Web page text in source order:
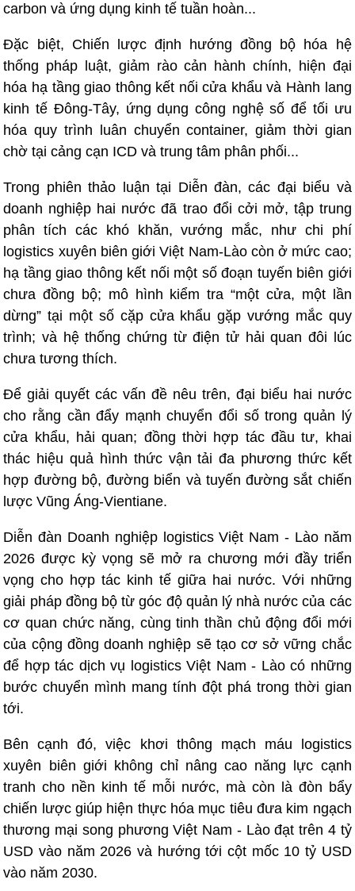
carbon và ứng dụng kinh tế tuần hoàn...
Đặc biệt, Chiến lược định hướng đồng bộ hóa hệ
thống pháp luật, giảm rào cản hành chính, hiện đại
hóa hạ tầng giao thông kết nối cửa khẩu và Hành lang
kinh tế Đông-Tây, ứng dụng công nghệ số để tối ưu
hóa quy trình luân chuyển container, giảm thời gian
chờ tại cảng cạn ICD và trung tâm phân phối...
Trong phiên thảo luận tại Diễn đàn, các đại biểu và
doanh nghiệp hai nước đã trao đổi cởi mở, tập trung
phân tích các khó khăn, vướng mắc, như chi phí
logistics xuyên biên giới Việt Nam-Lào còn ở mức cao;
hạ tầng giao thông kết nối một số đoạn tuyến biên giới
chưa đồng bộ; mô hình kiểm tra “một cửa, một lần
dừng” tại một số cặp cửa khẩu gặp vướng mắc quy
trình; và hệ thống chứng từ điện tử hải quan đôi lúc
chưa tương thích.
Để giải quyết các vấn đề nêu trên, đại biểu hai nước
cho rằng cần đẩy mạnh chuyển đổi số trong quản lý
cửa khẩu, hải quan; đồng thời hợp tác đầu tư, khai
thác hiệu quả hình thức vận tải đa phương thức kết
hợp đường bộ, đường biển và tuyến đường sắt chiến
lược Vũng Áng-Vientiane.
Diễn đàn Doanh nghiệp logistics Việt Nam - Lào năm
2026 được kỳ vọng sẽ mở ra chương mới đầy triển
vọng cho hợp tác kinh tế giữa hai nước. Với những
giải pháp đồng bộ từ góc độ quản lý nhà nước của các
cơ quan chức năng, cùng tinh thần chủ động đổi mới
của cộng đồng doanh nghiệp sẽ tạo cơ sở vững chắc
để hợp tác dịch vụ logistics Việt Nam - Lào có những
bước chuyển mình mang tính đột phá trong thời gian
tới.
Bên cạnh đó, việc khơi thông mạch máu logistics
xuyên biên giới không chỉ nâng cao năng lực cạnh
tranh cho nền kinh tế mỗi nước, mà còn là đòn bẩy
chiến lược giúp hiện thực hóa mục tiêu đưa kim ngạch
thương mại song phương Việt Nam - Lào đạt trên 4 tỷ
USD vào năm 2026 và hướng tới cột mốc 10 tỷ USD
vào năm 2030.